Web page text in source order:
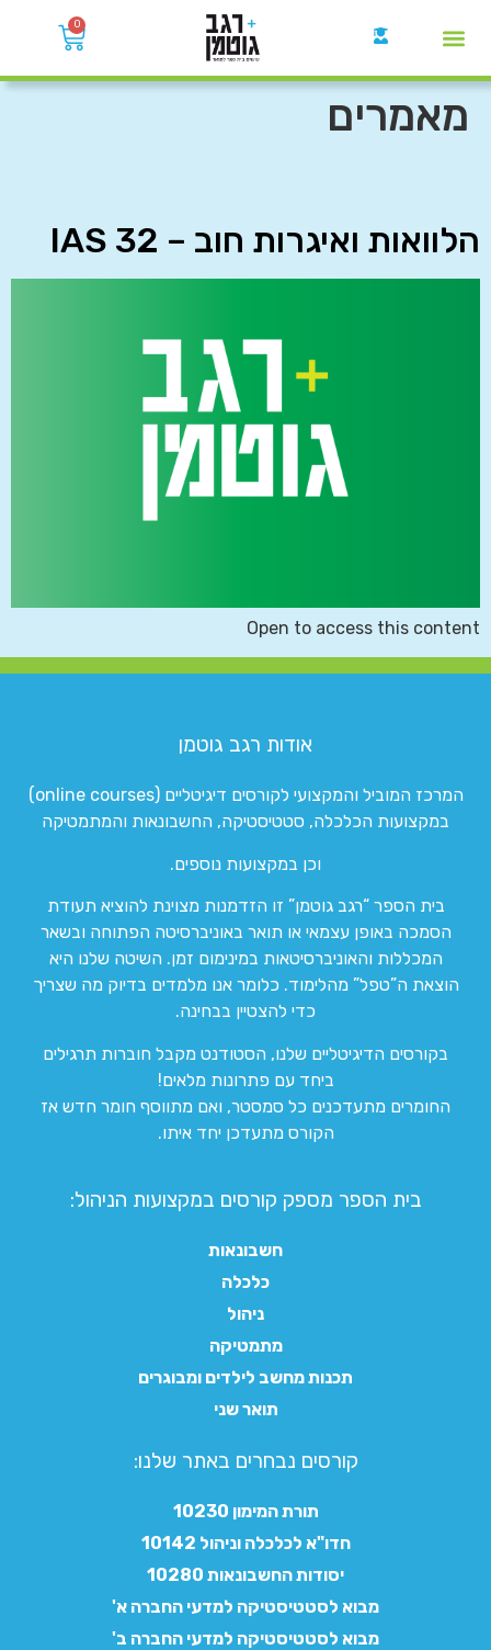
0
מאמרים
הלוואות ואיגרות חוב – IAS 32
Open to access this content
אודות רגב גוטמן
המרכז המוביל והמקצועי לקורסים דיגיטליים (online courses)
במקצועות הכלכלה, סטטיסטיקה, החשבונאות והמתמטיקה
וכן במקצועות נוספים.
בית הספר “רגב גוטמן” זו הזדמנות מצוינת להוציא תעודת
הסמכה באופן עצמאי או תואר באוניברסיטה הפתוחה ובשאר
המכללות והאוניברסיטאות במינימום זמן. השיטה שלנו היא
הוצאת ה”טפל” מהלימוד. כלומר אנו מלמדים בדיוק מה שצריך
כדי להצטיין בבחינה.
בקורסים הדיגיטליים שלנו, הסטודנט מקבל חוברות תרגילים
ביחד עם פתרונות מלאים!
החומרים מתעדכנים כל סמסטר, ואם מתווסף חומר חדש אז
הקורס מתעדכן יחד איתו.
בית הספר מספק קורסים במקצועות הניהול:
חשבונאות
כלכלה
ניהול
מתמטיקה
תכנות מחשב לילדים ומבוגרים
תואר שני
קורסים נבחרים באתר שלנו:​
תורת המימון 10230
חדו"א לכלכלה וניהול 10142
יסודות החשבונאות 10280
מבוא לסטטיסטיקה למדעי החברה א'
מבוא לסטטיסטיקה למדעי החברה ב'